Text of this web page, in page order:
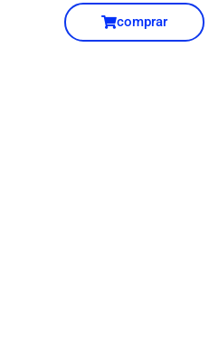
comprar